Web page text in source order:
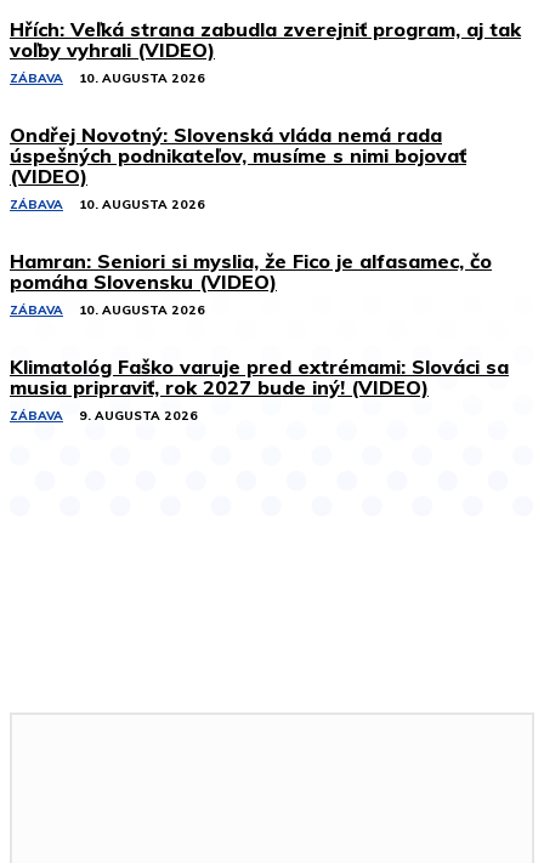
Hřích: Veľká strana zabudla zverejniť program, aj tak
voľby vyhrali (VIDEO)
ZÁBAVA 10. AUGUSTA 2026
Ondřej Novotný: Slovenská vláda nemá rada
úspešných podnikateľov, musíme s nimi bojovať
(VIDEO)
ZÁBAVA 10. AUGUSTA 2026
Hamran: Seniori si myslia, že Fico je alfasamec, čo
pomáha Slovensku (VIDEO)
ZÁBAVA 10. AUGUSTA 2026
Klimatológ Faško varuje pred extrémami: Slováci sa
musia pripraviť, rok 2027 bude iný! (VIDEO)
ZÁBAVA 9. AUGUSTA 2026